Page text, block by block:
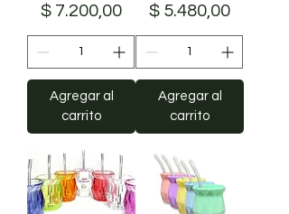
Precio
$ 7.200,00
Agregar al
carrito
Precio
$ 5.480,00
Agregar al
carrito